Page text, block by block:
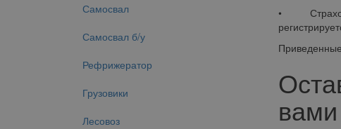
Самосвал
Самосвал б/у
Рефрижератор
Грузовики
Лесовоз
•